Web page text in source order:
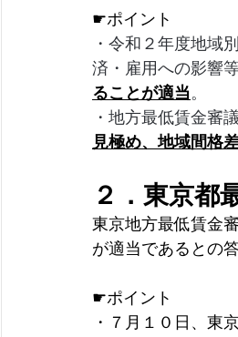
☛ポイント
・令和２年度地域
済・雇用への影響
ることが適当。
・地方最低賃金審
見極め、地域間格
２．東京都
東京地方最低賃金
が適当であるとの
☛ポイント
・７月１０日、東